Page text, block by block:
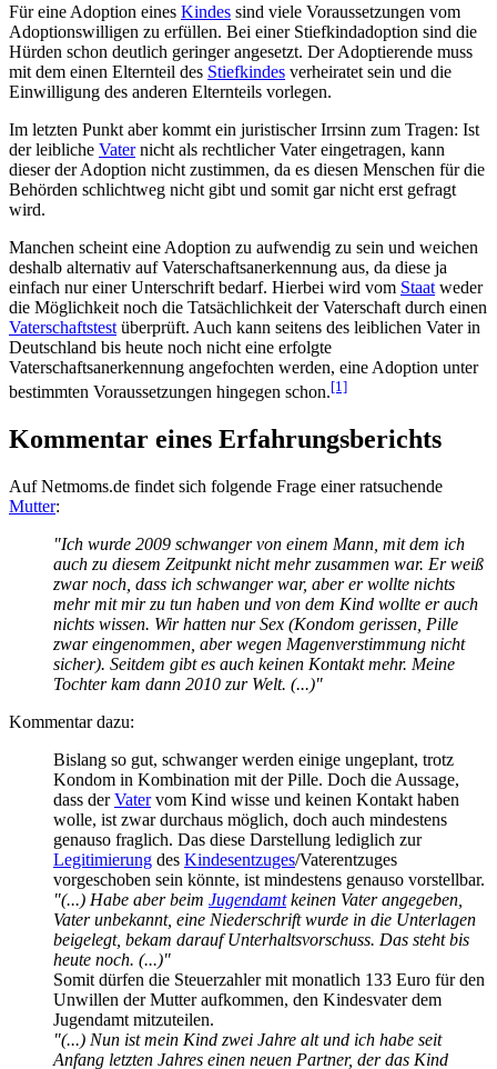
Für eine Adoption eines Kindes sind viele Voraussetzungen vom
Adoptionswilligen zu erfüllen. Bei einer Stiefkindadoption sind die
Hürden schon deutlich geringer angesetzt. Der Adoptierende muss
mit dem einen Elternteil des Stiefkindes verheiratet sein und die
Einwilligung des anderen Elternteils vorlegen.
Im letzten Punkt aber kommt ein juristischer Irrsinn zum Tragen: Ist
der leibliche Vaternicht als rechtlicher Vater eingetragen, kann
dieser der Adoption nicht zustimmen, da es diesen Menschen für die
Behörden schlichtweg nicht gibt und somit gar nicht erst gefragt
wird.
Manchen scheint eine Adoption zu aufwendig zu sein und weichen
deshalb alternativ auf Vaterschaftsanerkennung aus, da diese ja
einfach nur einer Unterschrift bedarf. Hierbei wird vom Staat weder
die Möglichkeit noch die Tatsächlichkeit der Vaterschaft durch einen
Vaterschaftstest überprüft. Auch kann seitens des leiblichen Vater in
Deutschland bis heute noch nicht eine erfolgte
Vaterschaftsanerkennung angefochten werden, eine Adoption unter
bestimmten Voraussetzungen hingegen schon.[1]
Kommentar eines Erfahrungsberichts
Auf Netmoms.de findet sich folgende Frage einer ratsuchende
Mutter:
"Ich wurde 2009 schwanger von einem Mann, mit dem ich
auch zu diesem Zeitpunkt nicht mehr zusammen war. Er weiß
zwar noch, dass ich schwanger war, aber er wollte nichts
mehr mit mir zu tun haben und von dem Kind wollte er auch
nichts wissen. Wir hatten nur Sex (Kondom gerissen, Pille
zwar eingenommen, aber wegen Magenverstimmung nicht
sicher). Seitdem gibt es auch keinen Kontakt mehr. Meine
Tochter kam dann 2010 zur Welt. (...)"
Kommentar dazu:
Bislang so gut, schwanger werden einige ungeplant, trotz
Kondom in Kombination mit der Pille. Doch die Aussage,
dass derVatervom Kind wisse und keinen Kontakt haben
wolle, ist zwar durchaus möglich, doch auch mindestens
genauso fraglich. Das diese Darstellung lediglich zur
Legitimierung des Kindesentzuges/Vaterentzuges
vorgeschoben sein könnte, ist mindestens genauso vorstellbar.
"(...) Habe aber beim Jugendamtkeinen Vater angegeben,
Vater unbekannt, eine Niederschrift wurde in die Unterlagen
beigelegt, bekam darauf Unterhaltsvorschuss. Das steht bis
heute noch. (...)"
Somit dürfen die Steuerzahler mit monatlich 133 Euro für den
Unwillen der Mutter aufkommen, den Kindesvater dem
Jugendamt mitzuteilen.
"(...) Nun ist mein Kind zwei Jahre alt und ich habe seit
Anfang letzten Jahres einen neuen Partner, der das Kind